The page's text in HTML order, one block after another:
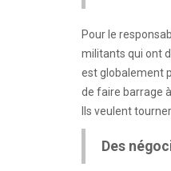
Pour le
militants qui ont
est globalement
de faire barrage
Ils veulent
Des